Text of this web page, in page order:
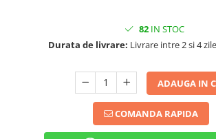
82IN STOC
Durata de livrare: Livrare intre 2 si 4
ADAUGA IN
COMANDA RAPIDA